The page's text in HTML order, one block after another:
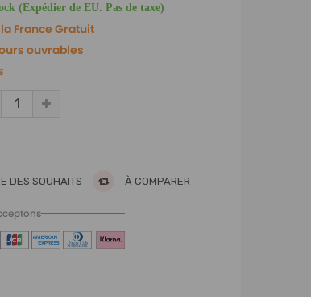
(Expédier de EU. Pas de taxe)
France Gratuit
ouvrables
DES SOUHAITS À COMPARER